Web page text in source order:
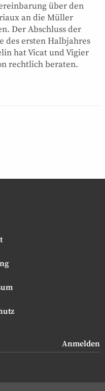
über den
an die Müller
Der Abschluss der
des ersten Halbjahres
hat Vicat und Vigier
rechtlich beraten.